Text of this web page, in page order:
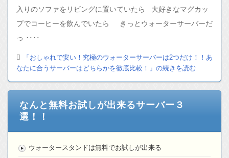
入りのソファをリビングに置いていたら 大好きなマグカッ
プでコーヒーを飲んでいたら きっとウォーターサーバーだ
っ ‥‥
「おしゃれで安い！究極のウォーターサーバーは2つだけ！！あ
なたに合うサーバーはどちらかを徹底比較！」の続きを読む
なんと無料お試しが出来るサーバー３
選！！
ウォータースタンドは無料でお試しが出来る